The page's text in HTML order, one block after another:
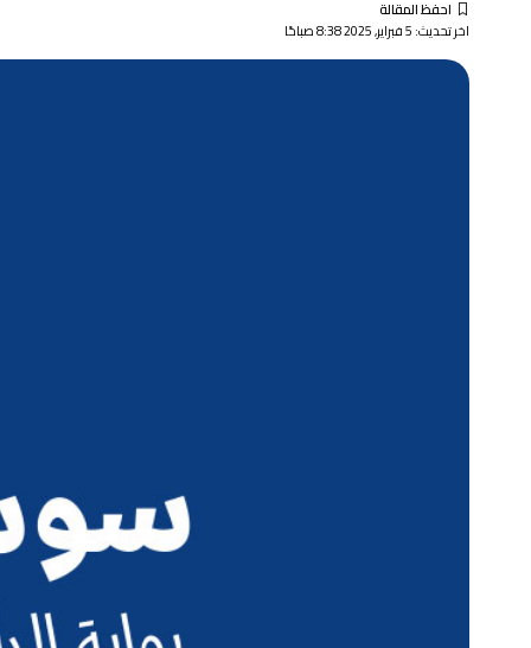
اخر تحديث: 5 فبراير, 2025 8:38 صباحًا